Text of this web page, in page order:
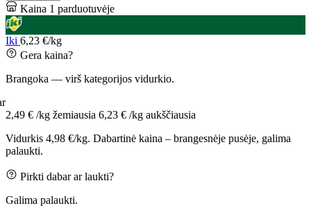
Kaina 1 parduotuvėje
Iki 6,23 €/kg
Gera kaina?
Brangoka — virš kategorijos vidurkio.
2,49 € /kg žemiausia 6,23 € /kg aukščiausia
Vidurkis 4,98 €/kg. Dabartinė kaina – brangesnėje pusėje, galima
palaukti.
Pirkti dabar ar laukti?
Galima palaukti.